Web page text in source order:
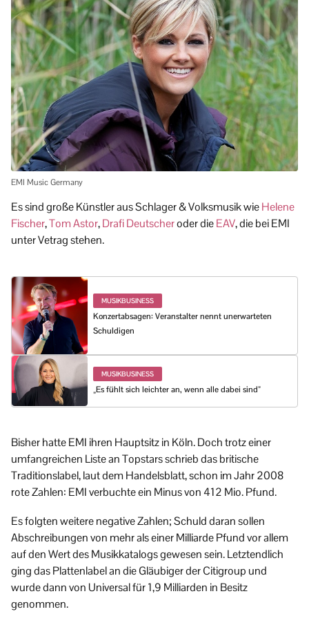
EMI Music Germany
Es sind große Künstler aus Schlager & Volksmusik wieHelene
Fischer,Tom Astor,Drafi Deutscheroder dieEAV, die bei EMI
unter Vetrag stehen.
MUSIKBUSINESS
Konzertabsagen: Veranstalter nennt unerwarteten
Schuldigen
MUSIKBUSINESS
„Es fühlt sich leichter an, wenn alle dabei sind”
Bisher hatte EMI ihren Hauptsitz in Köln. Doch trotz einer
umfangreichen Liste an Topstars schrieb das britische
Traditionslabel, laut dem Handelsblatt, schon im Jahr 2008
rote Zahlen: EMI verbuchte ein Minus von 412 Mio. Pfund.
Es folgten weitere negative Zahlen; Schuld daran sollen
Abschreibungen von mehr als einer Milliarde Pfund vor allem
auf den Wert des Musikkatalogs gewesen sein. Letztendlich
ging das Plattenlabel an die Gläubiger der Citigroup und
wurde dann von Universal für 1,9 Milliarden in Besitz
genommen.